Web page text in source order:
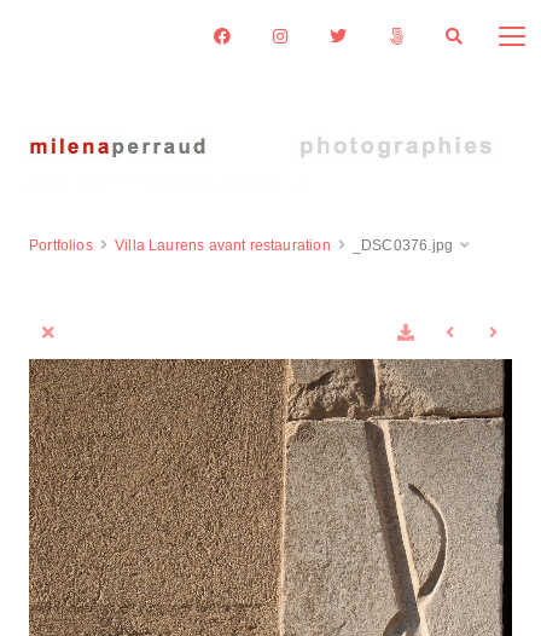
Portfolios Villa Laurens avant restauration _DSC0376.jpg